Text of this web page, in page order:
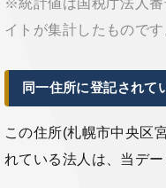
※統計値は国税庁法人
イトが集計したものです
同一住所に登記されて
この住所(札幌市中央区
れている法人は、当デ